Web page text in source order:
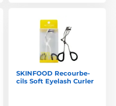
SKINFOOD Recourbe-
cils Soft Eyelash Curler